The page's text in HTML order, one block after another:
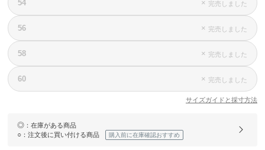
54 × 完売しました
56 × 完売しました
58 × 完売しました
60 × 完売しました
サイズガイドと採寸方法
◎ ：在庫がある商品
○ ：注文後に買い付ける商品 購入前に在庫確認おすすめ